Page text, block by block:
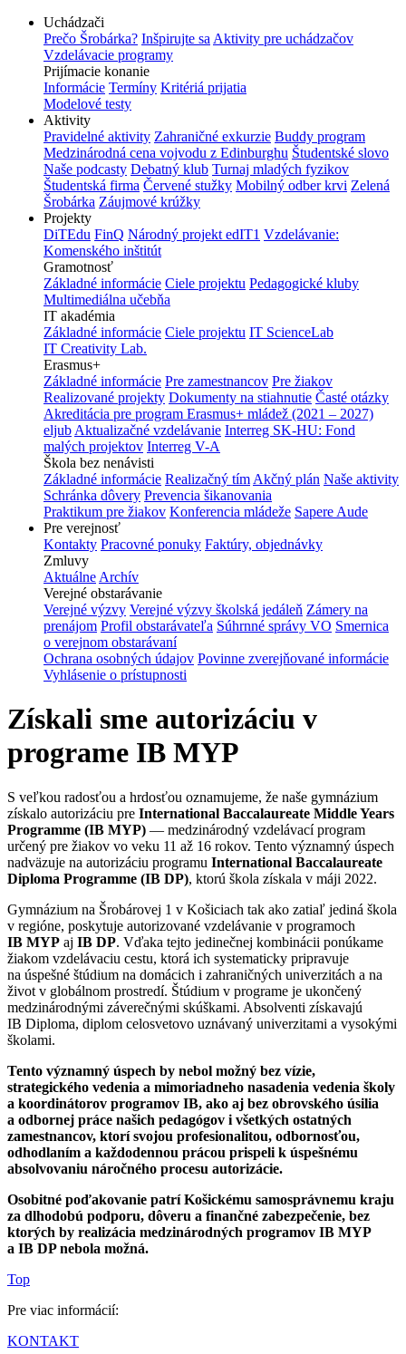
Uchádzači
Prečo Šrobárka? Inšpirujte sa Aktivity pre uchádzačov
Vzdelávacie programy
Prijímacie konanie
Informácie Termíny Kritériá prijatia
Modelové testy
Aktivity
Pravidelné aktivity Zahraničné exkurzie Buddy program
Medzinárodná cena vojvodu z Edinburghu Študentské slovo
Naše podcasty Debatný klub Turnaj mladých fyzikov
Študentská firma Červené stužky Mobilný odber krvi Zelená
Šrobárka Záujmové krúžky
Projekty
DiTEdu FinQ Národný projekt edIT1 Vzdelávanie:
Komenského inštitút
Gramotnosť
Základné informácie Ciele projektu Pedagogické kluby
Multimediálna učebňa
IT akadémia
Základné informácie Ciele projektu IT ScienceLab
IT Creativity Lab.
Erasmus+
Základné informácie Pre zamestnancov Pre žiakov
Realizované projekty Dokumenty na stiahnutie Časté otázky
Akreditácia pre program Erasmus+ mládež (2021 – 2027)
eljub Aktualizačné vzdelávanie Interreg SK-HU: Fond
malých projektov Interreg V-A
Škola bez nenávisti
Základné informácie Realizačný tím Akčný plán Naše aktivity
Schránka dôvery Prevencia šikanovania
Praktikum pre žiakov Konferencia mládeže Sapere Aude
Pre verejnosť
Kontakty Pracovné ponuky Faktúry, objednávky
Zmluvy
Aktuálne Archív
Verejné obstarávanie
Verejné výzvy Verejné výzvy školská jedáleň Zámery na
prenájom Profil obstarávateľa Súhrnné správy VO Smernica
o verejnom obstarávaní
Ochrana osobných údajov Povinne zverejňované informácie
Vyhlásenie o prístupnosti
Získali sme autorizáciu v
programe IB MYP
S veľkou radosťou a hrdosťou oznamujeme, že naše gymnázium
získalo autorizáciu pre International Baccalaureate Middle Years
Programme (IB MYP) — medzinárodný vzdelávací program
určený pre žiakov vo veku 11 až 16 rokov. Tento významný úspech
nadväzuje na autorizáciu programu International Baccalaureate
Diploma Programme (IB DP), ktorú škola získala v máji 2022.
Gymnázium na Šrobárovej 1 v Košiciach tak ako zatiaľ jediná škola
v regióne, poskytuje autorizované vzdelávanie v programoch
IB MYP aj IB DP. Vďaka tejto jedinečnej kombinácii ponúkame
žiakom vzdelávaciu cestu, ktorá ich systematicky pripravuje
na úspešné štúdium na domácich i zahraničných univerzitách a na
život v globálnom prostredí. Štúdium v programe je ukončený
medzinárodnými záverečnými skúškami. Absolventi získavajú
IB Diploma, diplom celosvetovo uznávaný univerzitami a vysokými
školami.
Tento významný úspech by nebol možný bez vízie,
strategického vedenia a mimoriadneho nasadenia vedenia školy
a koordinátorov programov IB, ako aj bez obrovského úsilia
a odbornej práce našich pedagógov i všetkých ostatných
zamestnancov, ktorí svojou profesionalitou, odbornosťou,
odhodlaním a každodennou prácou prispeli k úspešnému
absolvovaniu náročného procesu autorizácie.
Osobitné poďakovanie patrí Košickému samosprávnemu kraju
za dlhodobú podporu, dôveru a finančné zabezpečenie, bez
ktorých by realizácia medzinárodných programov IB MYP
a IB DP nebola možná.
Top
Pre viac informácií:
KONTAKT